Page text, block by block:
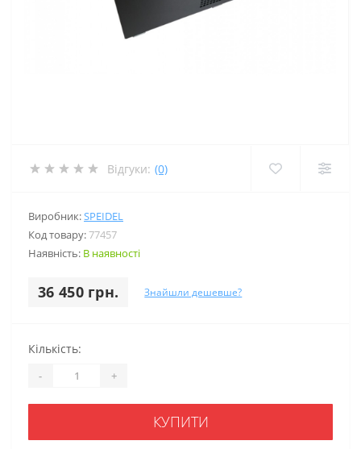
Відгуки: (0)
Виробник:SPEIDEL
Код товару:77457
Наявність: В наявності
36 450 грн. Знайшли дешевше?
Кількість:
- +
КУПИТИ